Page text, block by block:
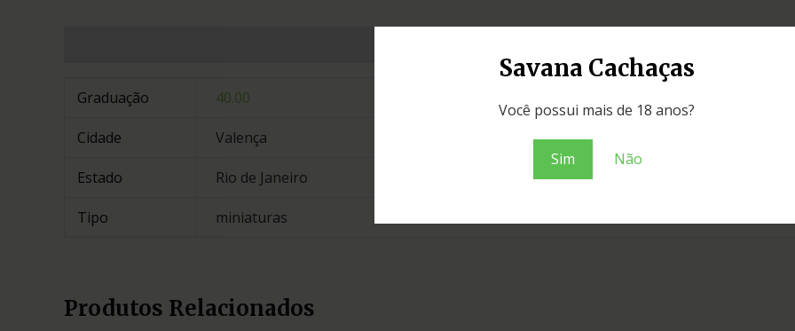
Savana Cachaças
Você possui mais de 18 anos?
Sim Não
Graduação 40.00
Cidade Valença
Estado Rio de Janeiro
Tipo miniaturas
Produtos Relacionados